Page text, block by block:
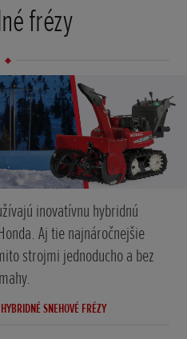
frézy
inovatívnu hybridnú
Aj tie najnáročnejšie
strojmi jednoducho a bez
SNEHOVÉ FRÉZY